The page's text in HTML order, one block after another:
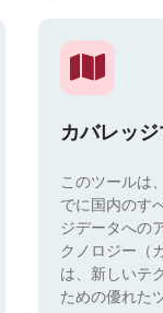
カバレッ
このツールは
でに国内のす
ジデータへの
クノロジー（
は、新しいテ
ための優れた